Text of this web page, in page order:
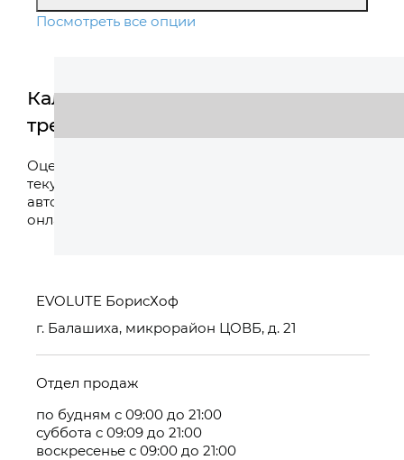
Посмотреть все опции
Калькулятор
трейд-ин
Оцените свой
текущий
автомобиль
онлайн
EVOLUTE БорисХоф
г. Балашиха, микрорайон ЦОВБ, д. 21
Отдел продаж
по будням с 09:00 до 21:00
суббота с 09:09 до 21:00
воскресенье с 09:00 до 21:00